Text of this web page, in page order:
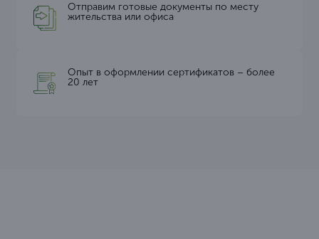
Отправим готовые документы по месту
жительства или офиса
Опыт в оформлении сертификатов – более
20 лет